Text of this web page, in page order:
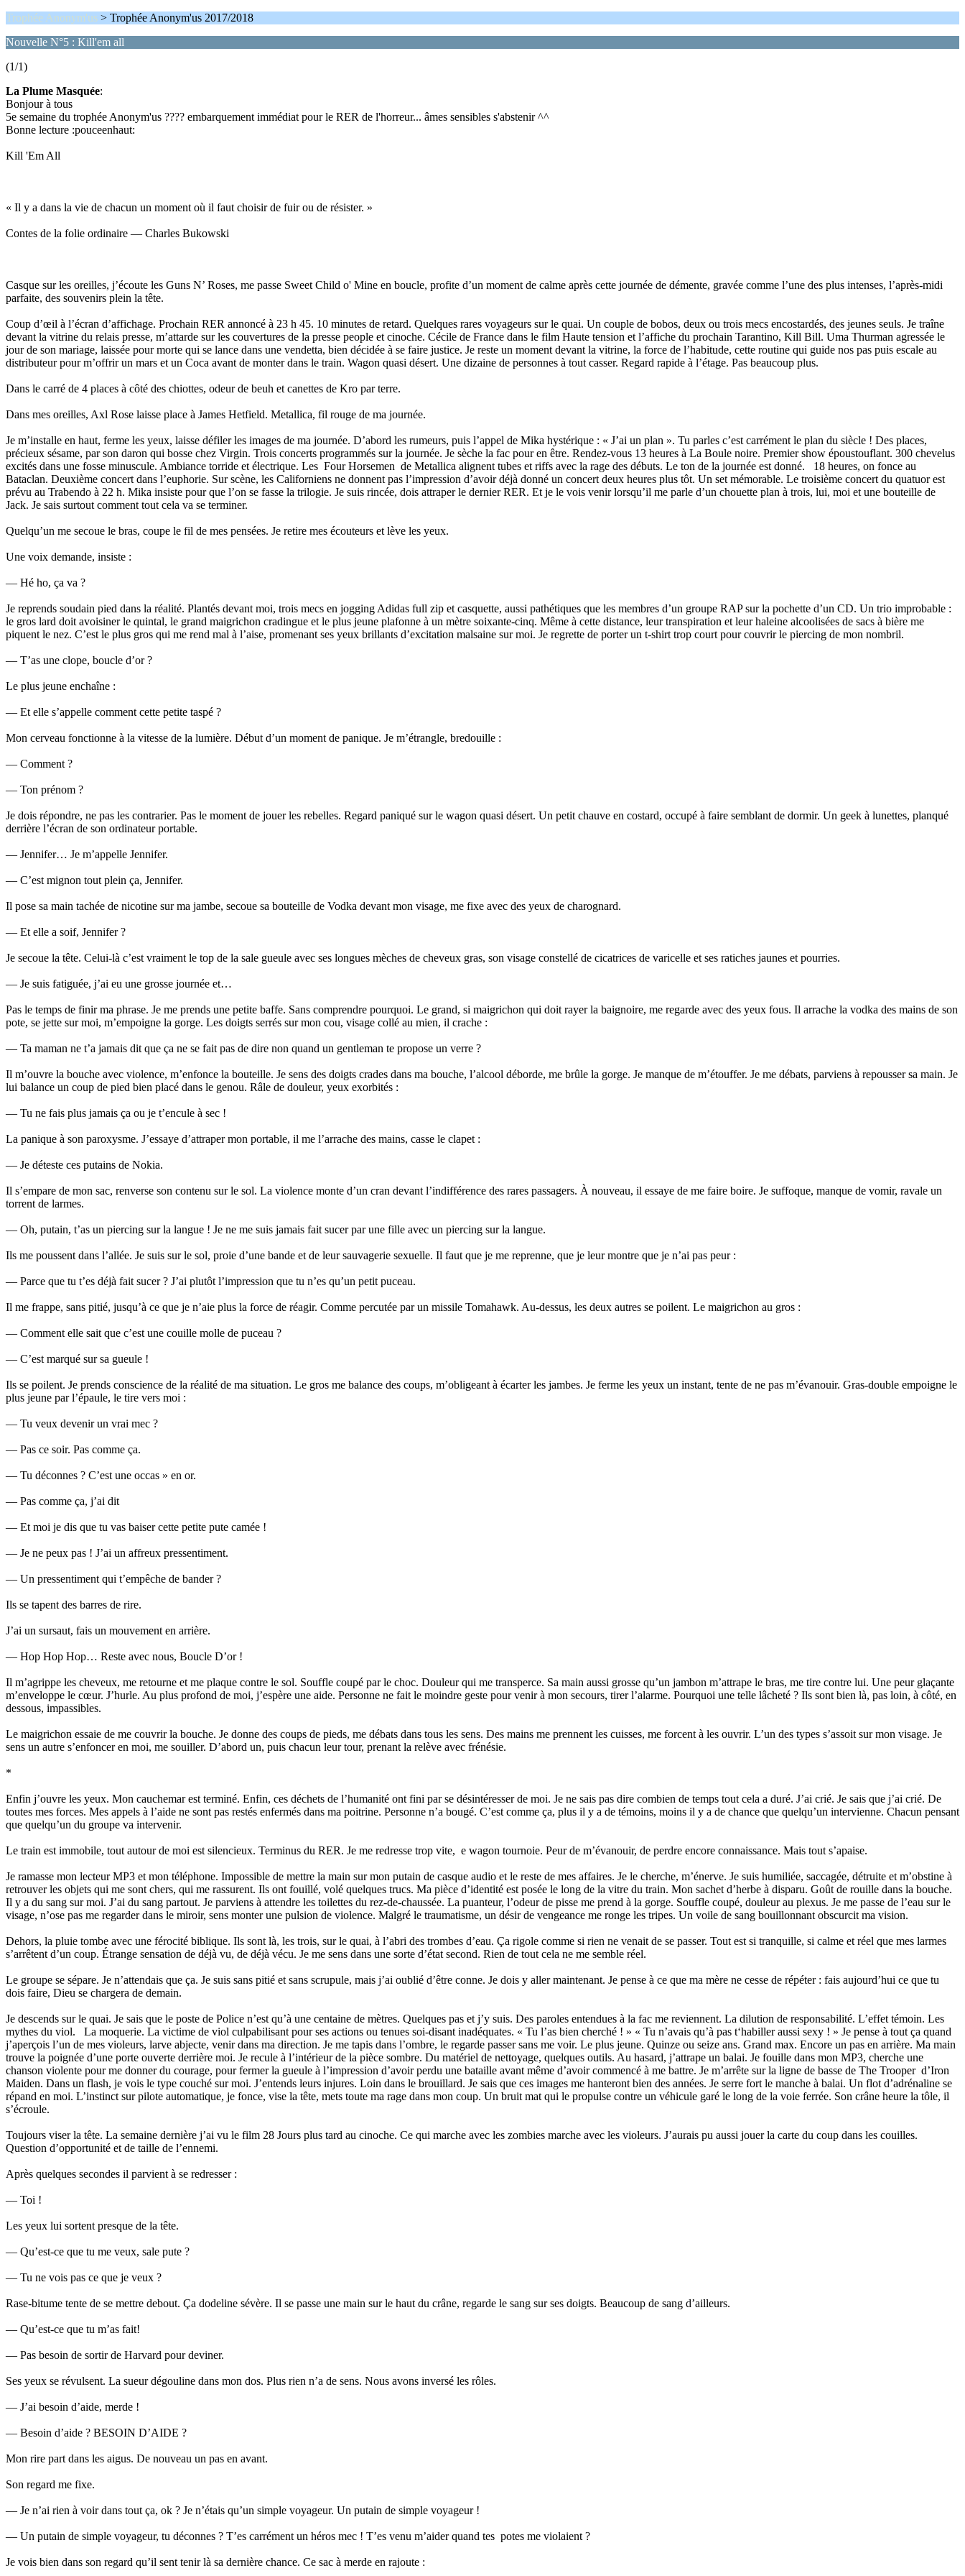
Trophée Anonym'us > Trophée Anonym'us 2017/2018
Nouvelle N°5 : Kill'em all
(1/1)
La Plume Masquée:
Bonjour à tous
5e semaine du trophée Anonym'us ???? embarquement immédiat pour le RER de l'horreur... âmes sensibles s'abstenir ^^
Bonne lecture :pouceenhaut:
Kill 'Em All
« Il y a dans la vie de chacun un moment où il faut choisir de fuir ou de résister. »
Contes de la folie ordinaire — Charles Bukowski
Casque sur les oreilles, j’écoute les Guns N’ Roses, me passe Sweet Child o' Mine en boucle, profite d’un moment de calme après cette journée de démente, gravée comme l’une des plus intenses, l’après-midi
parfaite, des souvenirs plein la tête.
Coup d’œil à l’écran d’affichage. Prochain RER annoncé à 23 h 45. 10 minutes de retard. Quelques rares voyageurs sur le quai. Un couple de bobos, deux ou trois mecs encostardés, des jeunes seuls. Je traîne
devant la vitrine du relais presse, m’attarde sur les couvertures de la presse people et cinoche. Cécile de France dans le film Haute tension et l’affiche du prochain Tarantino, Kill Bill. Uma Thurman agressée le
jour de son mariage, laissée pour morte qui se lance dans une vendetta, bien décidée à se faire justice. Je reste un moment devant la vitrine, la force de l’habitude, cette routine qui guide nos pas puis escale au
distributeur pour m’offrir un mars et un Coca avant de monter dans le train. Wagon quasi désert. Une dizaine de personnes à tout casser. Regard rapide à l’étage. Pas beaucoup plus.
Dans le carré de 4 places à côté des chiottes, odeur de beuh et canettes de Kro par terre.
Dans mes oreilles, Axl Rose laisse place à James Hetfield. Metallica, fil rouge de ma journée.
Je m’installe en haut, ferme les yeux, laisse défiler les images de ma journée. D’abord les rumeurs, puis l’appel de Mika hystérique : « J’ai un plan ». Tu parles c’est carrément le plan du siècle ! Des places,
précieux sésame, par son daron qui bosse chez Virgin. Trois concerts programmés sur la journée. Je sèche la fac pour en être. Rendez-vous 13 heures à La Boule noire. Premier show époustouflant. 300 chevelus
excités dans une fosse minuscule. Ambiance torride et électrique. Les Four Horsemen de Metallica alignent tubes et riffs avec la rage des débuts. Le ton de la journée est donné. 18 heures, on fonce au
Bataclan. Deuxième concert dans l’euphorie. Sur scène, les Californiens ne donnent pas l’impression d’avoir déjà donné un concert deux heures plus tôt. Un set mémorable. Le troisième concert du quatuor est
prévu au Trabendo à 22 h. Mika insiste pour que l’on se fasse la trilogie. Je suis rincée, dois attraper le dernier RER. Et je le vois venir lorsqu’il me parle d’un chouette plan à trois, lui, moi et une bouteille de
Jack. Je sais surtout comment tout cela va se terminer.
Quelqu’un me secoue le bras, coupe le fil de mes pensées. Je retire mes écouteurs et lève les yeux.
Une voix demande, insiste :
— Hé ho, ça va ?
Je reprends soudain pied dans la réalité. Plantés devant moi, trois mecs en jogging Adidas full zip et casquette, aussi pathétiques que les membres d’un groupe RAP sur la pochette d’un CD. Un trio improbable :
le gros lard doit avoisiner le quintal, le grand maigrichon cradingue et le plus jeune plafonne à un mètre soixante-cinq. Même à cette distance, leur transpiration et leur haleine alcoolisées de sacs à bière me
piquent le nez. C’est le plus gros qui me rend mal à l’aise, promenant ses yeux brillants d’excitation malsaine sur moi. Je regrette de porter un t-shirt trop court pour couvrir le piercing de mon nombril.
— T’as une clope, boucle d’or ?
Le plus jeune enchaîne :
— Et elle s’appelle comment cette petite taspé ?
Mon cerveau fonctionne à la vitesse de la lumière. Début d’un moment de panique. Je m’étrangle, bredouille :
— Comment ?
— Ton prénom ?
Je dois répondre, ne pas les contrarier. Pas le moment de jouer les rebelles. Regard paniqué sur le wagon quasi désert. Un petit chauve en costard, occupé à faire semblant de dormir. Un geek à lunettes, planqué
derrière l’écran de son ordinateur portable.
— Jennifer… Je m’appelle Jennifer.
— C’est mignon tout plein ça, Jennifer.
Il pose sa main tachée de nicotine sur ma jambe, secoue sa bouteille de Vodka devant mon visage, me fixe avec des yeux de charognard.
— Et elle a soif, Jennifer ?
Je secoue la tête. Celui-là c’est vraiment le top de la sale gueule avec ses longues mèches de cheveux gras, son visage constellé de cicatrices de varicelle et ses ratiches jaunes et pourries.
— Je suis fatiguée, j’ai eu une grosse journée et…
Pas le temps de finir ma phrase. Je me prends une petite baffe. Sans comprendre pourquoi. Le grand, si maigrichon qui doit rayer la baignoire, me regarde avec des yeux fous. Il arrache la vodka des mains de son
pote, se jette sur moi, m’empoigne la gorge. Les doigts serrés sur mon cou, visage collé au mien, il crache :
— Ta maman ne t’a jamais dit que ça ne se fait pas de dire non quand un gentleman te propose un verre ?
Il m’ouvre la bouche avec violence, m’enfonce la bouteille. Je sens des doigts crades dans ma bouche, l’alcool déborde, me brûle la gorge. Je manque de m’étouffer. Je me débats, parviens à repousser sa main. Je
lui balance un coup de pied bien placé dans le genou. Râle de douleur, yeux exorbités :
— Tu ne fais plus jamais ça ou je t’encule à sec !
La panique à son paroxysme. J’essaye d’attraper mon portable, il me l’arrache des mains, casse le clapet :
— Je déteste ces putains de Nokia.
Il s’empare de mon sac, renverse son contenu sur le sol. La violence monte d’un cran devant l’indifférence des rares passagers. À nouveau, il essaye de me faire boire. Je suffoque, manque de vomir, ravale un
torrent de larmes.
— Oh, putain, t’as un piercing sur la langue ! Je ne me suis jamais fait sucer par une fille avec un piercing sur la langue.
Ils me poussent dans l’allée. Je suis sur le sol, proie d’une bande et de leur sauvagerie sexuelle. Il faut que je me reprenne, que je leur montre que je n’ai pas peur :
— Parce que tu t’es déjà fait sucer ? J’ai plutôt l’impression que tu n’es qu’un petit puceau.
Il me frappe, sans pitié, jusqu’à ce que je n’aie plus la force de réagir. Comme percutée par un missile Tomahawk. Au-dessus, les deux autres se poilent. Le maigrichon au gros :
— Comment elle sait que c’est une couille molle de puceau ?
— C’est marqué sur sa gueule !
Ils se poilent. Je prends conscience de la réalité de ma situation. Le gros me balance des coups, m’obligeant à écarter les jambes. Je ferme les yeux un instant, tente de ne pas m’évanouir. Gras-double empoigne le
plus jeune par l’épaule, le tire vers moi :
— Tu veux devenir un vrai mec ?
— Pas ce soir. Pas comme ça.
— Tu déconnes ? C’est une occas » en or.
— Pas comme ça, j’ai dit
— Et moi je dis que tu vas baiser cette petite pute camée !
— Je ne peux pas ! J’ai un affreux pressentiment.
— Un pressentiment qui t’empêche de bander ?
Ils se tapent des barres de rire.
J’ai un sursaut, fais un mouvement en arrière.
— Hop Hop Hop… Reste avec nous, Boucle D’or !
Il m’agrippe les cheveux, me retourne et me plaque contre le sol. Souffle coupé par le choc. Douleur qui me transperce. Sa main aussi grosse qu’un jambon m’attrape le bras, me tire contre lui. Une peur glaçante
m’enveloppe le cœur. J’hurle. Au plus profond de moi, j’espère une aide. Personne ne fait le moindre geste pour venir à mon secours, tirer l’alarme. Pourquoi une telle lâcheté ? Ils sont bien là, pas loin, à côté, en
dessous, impassibles.
Le maigrichon essaie de me couvrir la bouche. Je donne des coups de pieds, me débats dans tous les sens. Des mains me prennent les cuisses, me forcent à les ouvrir. L’un des types s’assoit sur mon visage. Je
sens un autre s’enfoncer en moi, me souiller. D’abord un, puis chacun leur tour, prenant la relève avec frénésie.
*
Enfin j’ouvre les yeux. Mon cauchemar est terminé. Enfin, ces déchets de l’humanité ont fini par se désintéresser de moi. Je ne sais pas dire combien de temps tout cela a duré. J’ai crié. Je sais que j’ai crié. De
toutes mes forces. Mes appels à l’aide ne sont pas restés enfermés dans ma poitrine. Personne n’a bougé. C’est comme ça, plus il y a de témoins, moins il y a de chance que quelqu’un intervienne. Chacun pensant
que quelqu’un du groupe va intervenir.
Le train est immobile, tout autour de moi est silencieux. Terminus du RER. Je me redresse trop vite, e wagon tournoie. Peur de m’évanouir, de perdre encore connaissance. Mais tout s’apaise.
Je ramasse mon lecteur MP3 et mon téléphone. Impossible de mettre la main sur mon putain de casque audio et le reste de mes affaires. Je le cherche, m’énerve. Je suis humiliée, saccagée, détruite et m’obstine à
retrouver les objets qui me sont chers, qui me rassurent. Ils ont fouillé, volé quelques trucs. Ma pièce d’identité est posée le long de la vitre du train. Mon sachet d’herbe à disparu. Goût de rouille dans la bouche.
Il y a du sang sur moi. J’ai du sang partout. Je parviens à attendre les toilettes du rez-de-chaussée. La puanteur, l’odeur de pisse me prend à la gorge. Souffle coupé, douleur au plexus. Je me passe de l’eau sur le
visage, n’ose pas me regarder dans le miroir, sens monter une pulsion de violence. Malgré le traumatisme, un désir de vengeance me ronge les tripes. Un voile de sang bouillonnant obscurcit ma vision.
Dehors, la pluie tombe avec une férocité biblique. Ils sont là, les trois, sur le quai, à l’abri des trombes d’eau. Ça rigole comme si rien ne venait de se passer. Tout est si tranquille, si calme et réel que mes larmes
s’arrêtent d’un coup. Étrange sensation de déjà vu, de déjà vécu. Je me sens dans une sorte d’état second. Rien de tout cela ne me semble réel.
Le groupe se sépare. Je n’attendais que ça. Je suis sans pitié et sans scrupule, mais j’ai oublié d’être conne. Je dois y aller maintenant. Je pense à ce que ma mère ne cesse de répéter : fais aujourd’hui ce que tu
dois faire, Dieu se chargera de demain.
Je descends sur le quai. Je sais que le poste de Police n’est qu’à une centaine de mètres. Quelques pas et j’y suis. Des paroles entendues à la fac me reviennent. La dilution de responsabilité. L’effet témoin. Les
mythes du viol. La moquerie. La victime de viol culpabilisant pour ses actions ou tenues soi-disant inadéquates. « Tu l’as bien cherché ! » « Tu n’avais qu’à pas t‘habiller aussi sexy ! » Je pense à tout ça quand
j’aperçois l’un de mes violeurs, larve abjecte, venir dans ma direction. Je me tapis dans l’ombre, le regarde passer sans me voir. Le plus jeune. Quinze ou seize ans. Grand max. Encore un pas en arrière. Ma main
trouve la poignée d’une porte ouverte derrière moi. Je recule à l’intérieur de la pièce sombre. Du matériel de nettoyage, quelques outils. Au hasard, j’attrape un balai. Je fouille dans mon MP3, cherche une
chanson violente pour me donner du courage, pour fermer la gueule à l’impression d’avoir perdu une bataille avant même d’avoir commencé à me battre. Je m’arrête sur la ligne de basse de The Trooper d’Iron
Maiden. Dans un flash, je vois le type couché sur moi. J’entends leurs injures. Loin dans le brouillard. Je sais que ces images me hanteront bien des années. Je serre fort le manche à balai. Un flot d’adrénaline se
répand en moi. L’instinct sur pilote automatique, je fonce, vise la tête, mets toute ma rage dans mon coup. Un bruit mat qui le propulse contre un véhicule garé le long de la voie ferrée. Son crâne heure la tôle, il
s’écroule.
Toujours viser la tête. La semaine dernière j’ai vu le film 28 Jours plus tard au cinoche. Ce qui marche avec les zombies marche avec les violeurs. J’aurais pu aussi jouer la carte du coup dans les couilles.
Question d’opportunité et de taille de l’ennemi.
Après quelques secondes il parvient à se redresser :
— Toi !
Les yeux lui sortent presque de la tête.
— Qu’est-ce que tu me veux, sale pute ?
— Tu ne vois pas ce que je veux ?
Rase-bitume tente de se mettre debout. Ça dodeline sévère. Il se passe une main sur le haut du crâne, regarde le sang sur ses doigts. Beaucoup de sang d’ailleurs.
— Qu’est-ce que tu m’as fait!
— Pas besoin de sortir de Harvard pour deviner.
Ses yeux se révulsent. La sueur dégouline dans mon dos. Plus rien n’a de sens. Nous avons inversé les rôles.
— J’ai besoin d’aide, merde !
— Besoin d’aide ? BESOIN D’AIDE ?
Mon rire part dans les aigus. De nouveau un pas en avant.
Son regard me fixe.
— Je n’ai rien à voir dans tout ça, ok ? Je n’étais qu’un simple voyageur. Un putain de simple voyageur !
— Un putain de simple voyageur, tu déconnes ? T’es carrément un héros mec ! T’es venu m’aider quand tes potes me violaient ?
Je vois bien dans son regard qu’il sent tenir là sa dernière chance. Ce sac à merde en rajoute :